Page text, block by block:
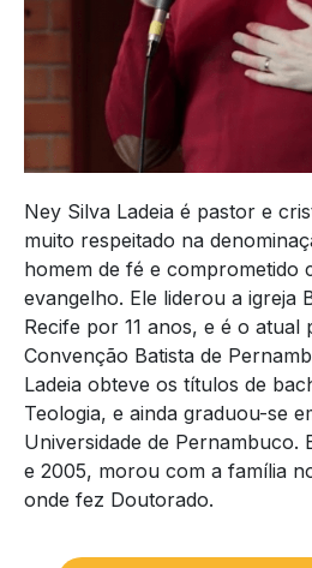
Ney Silva Ladeia é pastor e
muito respeitado na
homem de fé e comprometido
evangelho. Ele liderou a igreja
Recife por 11 anos, e é o atual
Convenção Batista de
Ladeia obteve os títulos de
Teologia, e ainda graduou-se
Universidade de Pernambuco.
e 2005, morou com a família
onde fez Doutorado.